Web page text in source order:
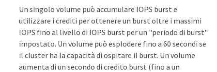
Un singolo volume può accumulare IOPS burst e
utilizzare i crediti per ottenere un burst oltre i massimi
IOPS fino al livello di IOPS burst per un "periodo di burst"
impostato. Un volume può esplodere fino a 60 secondi se
il cluster ha la capacità di ospitare il burst. Un volume
aumenta di un secondo di credito burst (fino a un